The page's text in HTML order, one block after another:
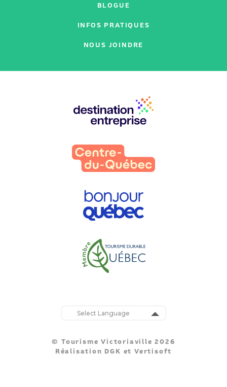
BLOGUE
INFOS PRATIQUES
NOUS JOINDRE
partenaires
:
© Tourisme Victoriaville 2026
Réalisation DGK et Vertisoft